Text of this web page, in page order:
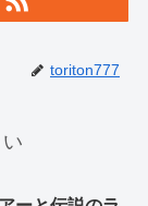
toriton777